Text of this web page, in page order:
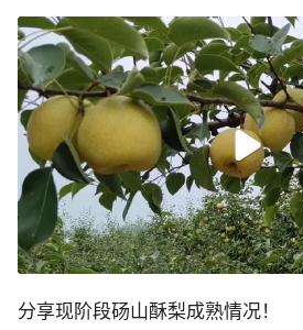
分享现阶段砀山酥梨成熟情况！